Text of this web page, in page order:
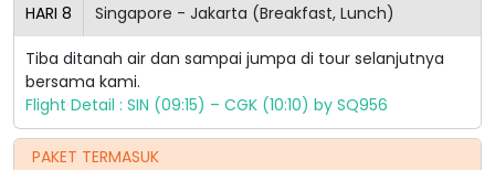
HARI 8 Singapore - Jakarta (Breakfast, Lunch)
Tiba ditanah air dan sampai jumpa di tour selanjutnya
bersama kami.
Flight Detail : SIN (09:15) – CGK (10:10) by SQ956
PAKET TERMASUK